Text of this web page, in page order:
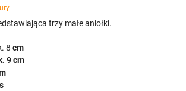
trzy małe aniołki.
8 cm
9 cm